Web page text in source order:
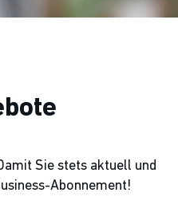
Sie stets aktuell und
Abonnement!